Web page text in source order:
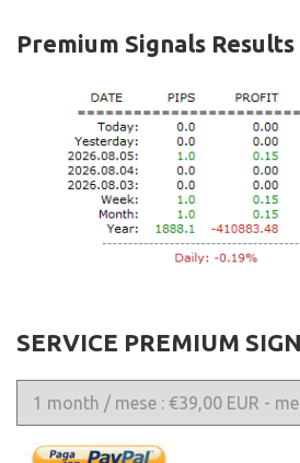
Premium Signals Results
SERVICE PREMIUM